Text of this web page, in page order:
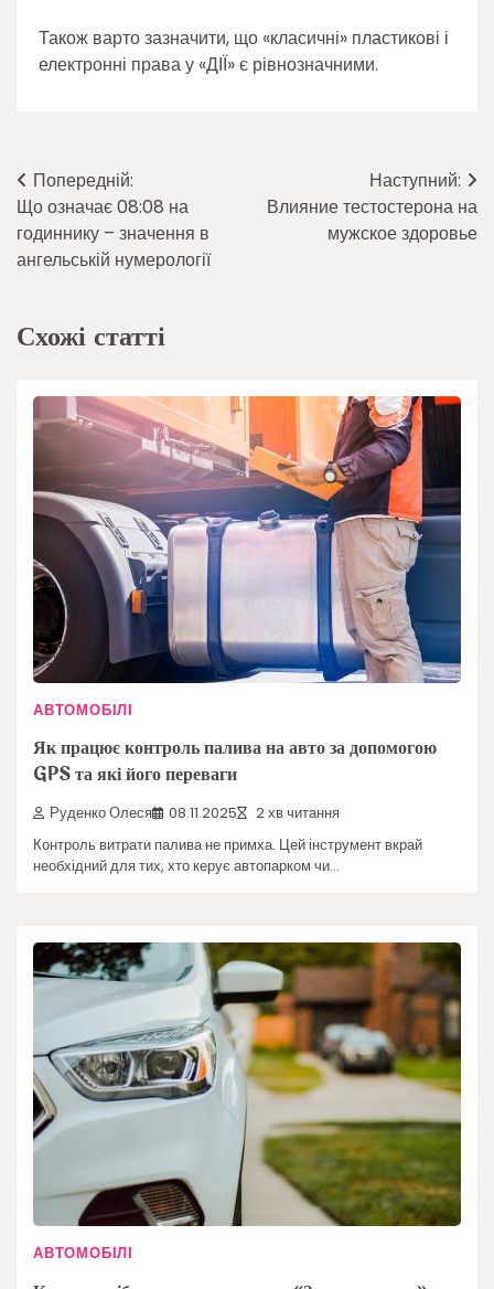
Також варто зазначити, що «класичні» пластикові і
електронні права у «ДІЇ» є рівнозначними.
Навігація
записів
Попередній:
Що означає 08:08 на
годиннику – значення в
ангельській нумерології
Наступний:
Влияние тестостерона на
мужское здоровье
Схожі статті
АВТОМОБІЛІ
Як працює контроль палива на авто за допомогою
GPS та які його переваги
Руденко Олеся 08.11.2025 2 хв читання
Контроль витрати палива не примха. Цей інструмент вкрай
необхідний для тих, хто керує автопарком чи…
АВТОМОБІЛІ